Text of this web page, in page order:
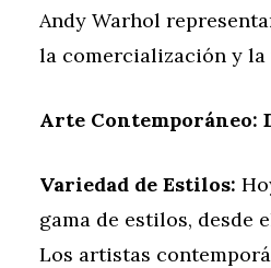
Andy Warhol
la comercialización y
Arte Contemporáneo:
Variedad de Estilos:
gama de estilos,
Los artistas